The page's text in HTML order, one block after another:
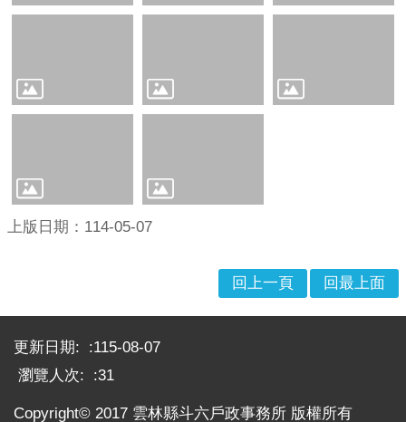
覽
詢
相
林
縣
政
上版日期：114-05-07
回上一頁 回最上面
更新日期:
115-08-07
瀏覽人次:
31
Copyright© 2017 雲林縣斗六戶政事務所 版權所有